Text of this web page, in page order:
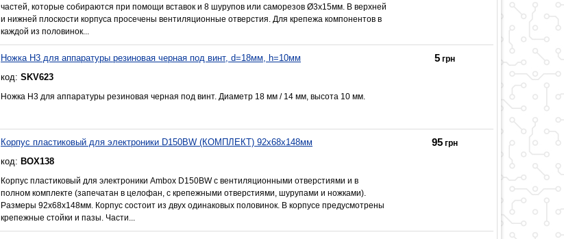
частей, которые собираются при помощи вставок и 8 шурупов или саморезов Ø3х15мм. В верхней
и нижней плоскости корпуса просечены вентиляционные отверстия. Для крепежа компонентов в
каждой из половинок...
Ножка H3 для аппаратуры резиновая черная под винт, d=18мм, h=10мм
код: SKV623
Ножка Н3 для аппаратуры резиновая черная под винт. Диаметр 18 мм / 14 мм, высота 10 мм.
5грн
Корпус пластиковый для электроники D150BW (КОМПЛЕКТ) 92x68x148мм
код: BOX138
Корпус пластиковый для электроники Ambox D150BW с вентиляционными отверстиями и в
полном комплекте (запечатан в целофан, с крепежными отверстиями, шурупами и ножками).
Размеры 92x68x148мм. Корпус состоит из двух одинаковых половинок. В корпусе предусмотрены
крепежные стойки и пазы. Части...
95грн